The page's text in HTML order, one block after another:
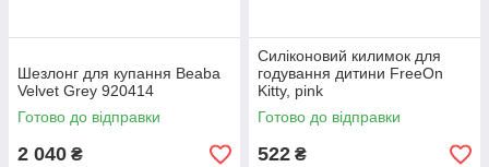
Шезлонг для купання Beaba
Velvet Grey 920414
Готово до відправки
2 040 ₴
Силіконовий килимок для
годування дитини FreeOn
Kitty, pink
Готово до відправки
522 ₴